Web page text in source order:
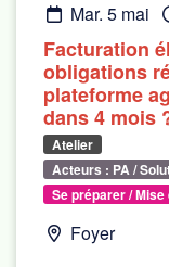
mar. 5 mai
Facturation
obligations
plateforme
dans 4 mois
Atelier
Acteurs : PA /
Se préparer /
Foyer